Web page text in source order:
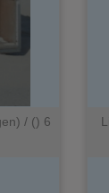
/ () 6